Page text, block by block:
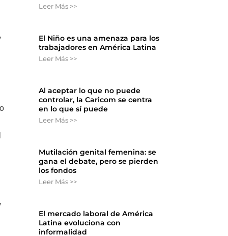
Leer Más >>
El Niño es una amenaza para los
trabajadores en América Latina
Leer Más >>
Al aceptar lo que no puede
controlar, la Caricom se centra
en lo que sí puede
Leer Más >>
Mutilación genital femenina: se
gana el debate, pero se pierden
los fondos
Leer Más >>
El mercado laboral de América
Latina evoluciona con
informalidad